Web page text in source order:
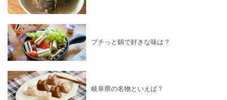
プチっと鍋で好きな味は？
岐阜県の名物といえば？